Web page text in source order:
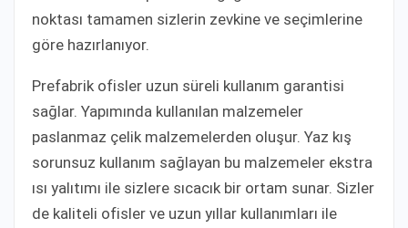
noktası tamamen sizlerin zevkine ve seçimlerine
göre hazırlanıyor.
Prefabrik ofisler uzun süreli kullanım garantisi
sağlar. Yapımında kullanılan malzemeler
paslanmaz çelik malzemelerden oluşur. Yaz kış
sorunsuz kullanım sağlayan bu malzemeler ekstra
ısı yalıtımı ile sizlere sıcacık bir ortam sunar. Sizler
de kaliteli ofisler ve uzun yıllar kullanımları ile